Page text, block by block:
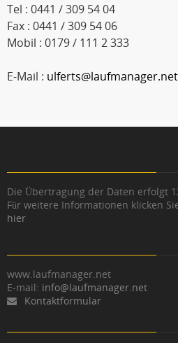
Tel : 0441 / 309 54 04
Fax : 0441 / 309 54 06
Mobil : 0179 / 111 2 333
E-Mail : ulferts@laufmanager.net
Die Übertragung der Daten erfolgt
Für weitere Informationen klicken
hier
www.laufmanager.net
E-mail: info@laufmanager.net
Kontaktformular